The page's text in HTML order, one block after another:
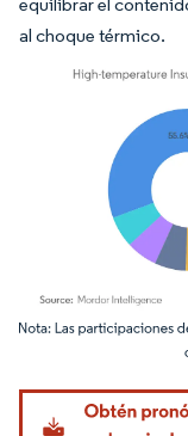
al choque térmico.
Imagen © Mordor